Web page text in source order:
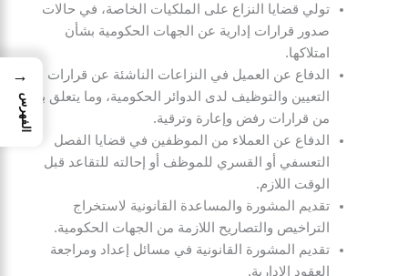
تولي قضايا النزاع على الملكيات الخاصة، في حالات
صدور قرارات إدارية عن الجهات الحكومية بشأن
امتلاكها.
الدفاع عن العميل في النزاعات الناشئة عن قرارات
التعيين والتوظيف لدى الدوائر الحكومية، وما يتعلق بها
من قرارات رفض وإعارة وترقية.
الدفاع عن العملاء من الموظفين في قضايا الفصل
التعسفي أو القسري للموظف أو إحالته للتقاعد قبل
الوقت اللازم.
تقديم المشورة والمساعدة القانونية لاستخراج
التراخيص والتصاريح اللازمة من الجهات الحكومية.
تقديم المشورة القانونية في مسائل إعداد ومراجعة
العقود الإدارية.
→
الفهرس